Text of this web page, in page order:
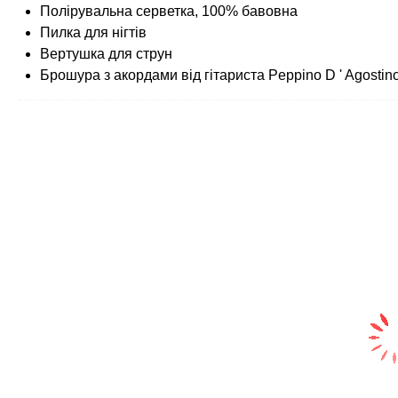
Полірувальна серветка, 100% бавовна
Пилка для нігтів
Вертушка для струн
Брошура з акордами від гітариста Peppino D '